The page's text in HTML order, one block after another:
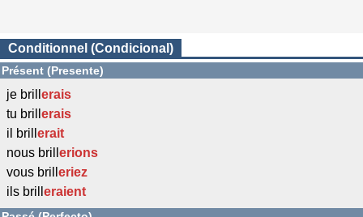
Conditionnel (Condicional)
Présent (Presente)
je brill erais
tu brill erais
il brill erait
nous brill erions
vous brill eriez
ils brill eraient